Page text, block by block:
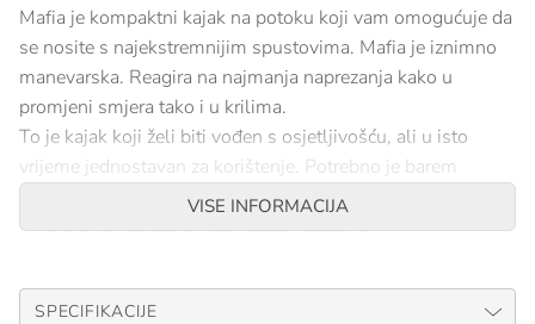
Mafia je kompaktni kajak na potoku koji vam omogućuje da
se nosite s najekstremnijim spustovima. Mafia je iznimno
manevarska. Reagira na najmanja naprezanja kako u
promjeni smjera tako i u krilima.
To je kajak koji želi biti vođen s osjetljivošću, ali u isto
vrijeme jednostavan za korištenje. Potrebno je barem
nekoliko spuštanja da se zaljubite u mafiju, ali nakon toga,
uvjeravamo vas da je više nećete napustiti!
VISE INFORMACIJA
SPECIFIKACIJE